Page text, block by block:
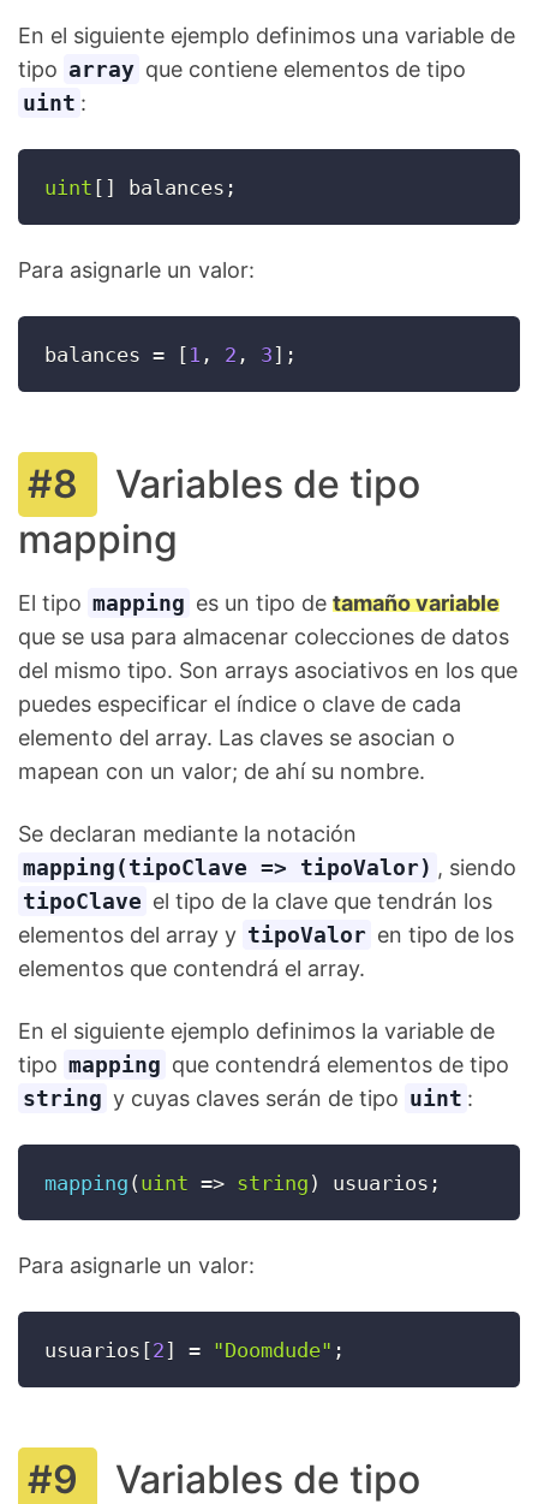
En el siguiente ejemplo definimos una variable de
tipo array que contiene elementos de tipo
uint :
uint [ ] balances ;
Para asignarle un valor:
balances = [ 1 , 2 , 3] ;
Variables de tipo
mapping
El tipo mapping es un tipo de tamaño variable
que se usa para almacenar colecciones de datos
del mismo tipo. Son arrays asociativos en los que
puedes especificar el índice o clave de cada
elemento del array. Las claves se asocian o
mapean con un valor; de ahí su nombre.
Se declaran mediante la notación
mapping(tipoClave => tipoValor) , siendo
tipoClave el tipo de la clave que tendrán los
elementos del array y tipoValor en tipo de los
elementos que contendrá el array.
En el siguiente ejemplo definimos la variable de
tipo mapping que contendrá elementos de tipo
string y cuyas claves serán de tipo uint :
mapping (uint => string ) usuarios ;
Para asignarle un valor:
usuarios [2] = "Doomdude" ;
Variables de tipo